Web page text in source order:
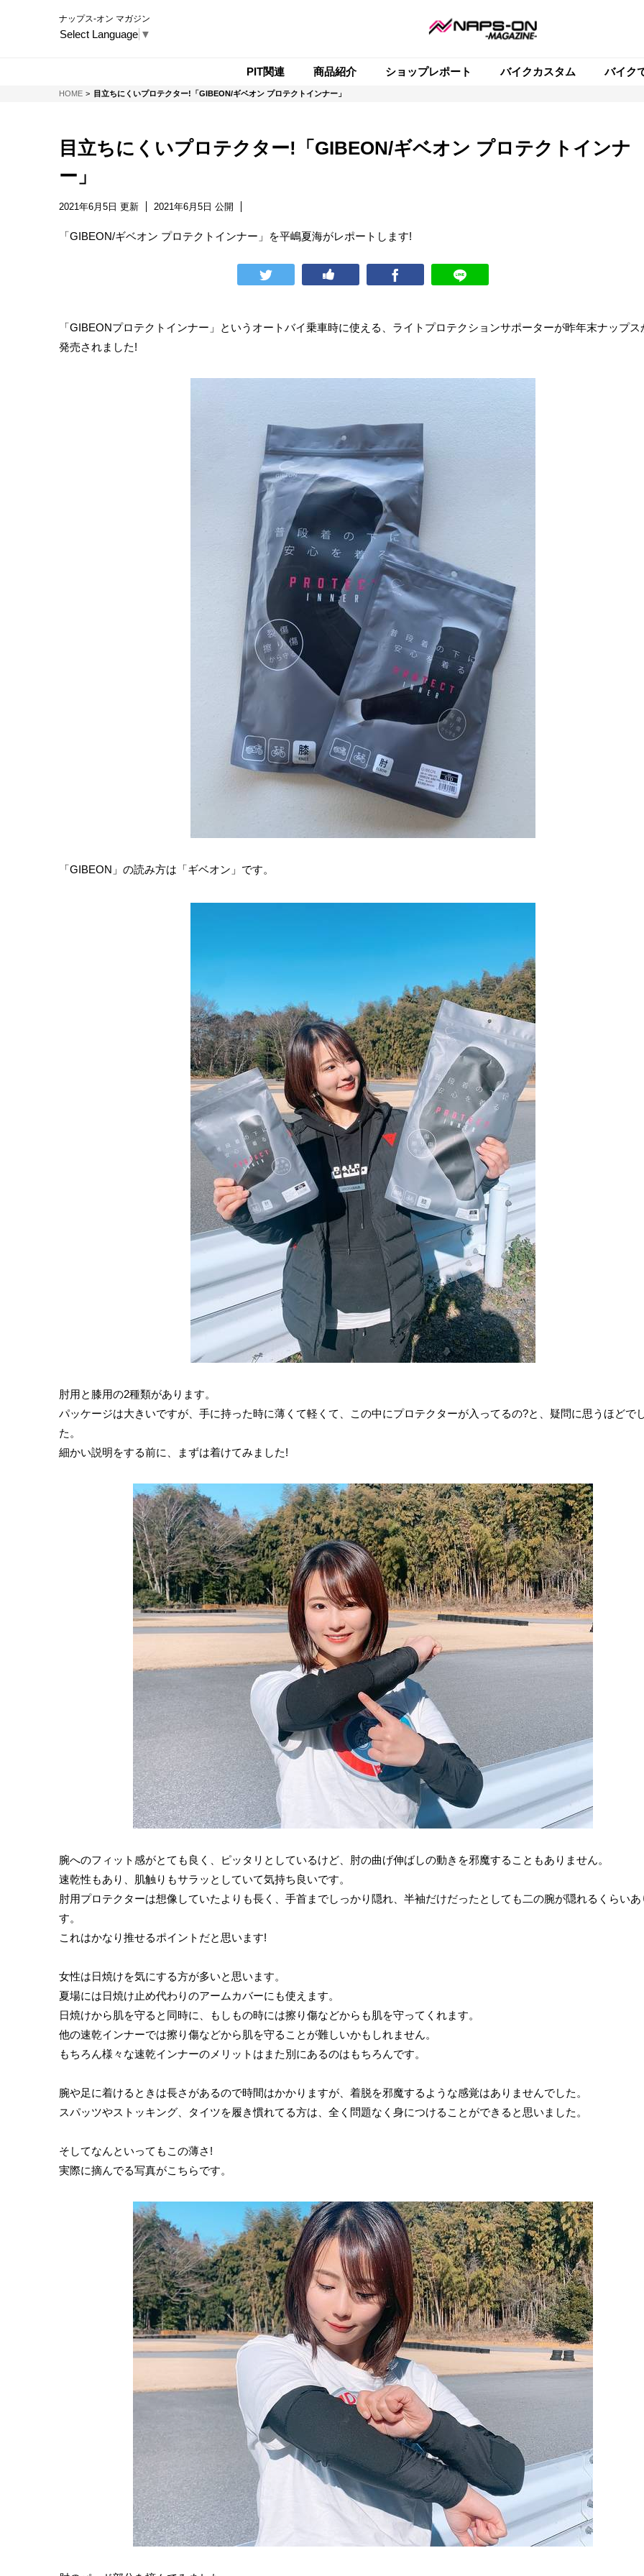
ナップス-オン マガジン
Select Language ▼
PIT関連 商品紹介 ショップレポート バイクカスタム バイク
HOMENAPS-ON マガジン
目立ちにくいプロテクター!「GIBEON/ギベオン プロテクトインナー」
目立ちにくいプロテクター!「GIBEON/ギベオン プロテクトインナ
ー」
2021年6月5日 更新 2021年6月5日 公開
「GIBEON/ギベオン プロテクトインナー」を平嶋夏海がレポートします!
「GIBEONプロテクトインナー」というオートバイ乗車時に使える、ライトプロテクションサポーターが昨年末ナップス
発売されました!
「GIBEON」の読み方は「ギベオン」です。
肘用と膝用の2種類があります。
パッケージは大きいですが、手に持った時に薄くて軽くて、この中にプロテクターが入ってるの?と、疑問に思うほどで
た。
細かい説明をする前に、まずは着けてみました!
腕へのフィット感がとても良く、ピッタリとしているけど、肘の曲げ伸ばしの動きを邪魔することもありません。
速乾性もあり、肌触りもサラッとしていて気持ち良いです。
肘用プロテクターは想像していたよりも長く、手首までしっかり隠れ、半袖だけだったとしても二の腕が隠れるくらいあ
す。
これはかなり推せるポイントだと思います!
女性は日焼けを気にする方が多いと思います。
夏場には日焼け止め代わりのアームカバーにも使えます。
日焼けから肌を守ると同時に、もしもの時には擦り傷などからも肌を守ってくれます。
他の速乾インナーでは擦り傷などから肌を守ることが難しいかもしれません。
もちろん様々な速乾インナーのメリットはまた別にあるのはもちろんです。
腕や足に着けるときは長さがあるので時間はかかりますが、着脱を邪魔するような感覚はありませんでした。
スパッツやストッキング、タイツを履き慣れてる方は、全く問題なく身につけることができると思いました。
そしてなんといってもこの薄さ!
実際に摘んでる写真がこちらです。